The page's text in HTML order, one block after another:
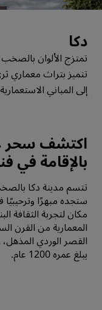
دكا
تمتزج الألوان
تتميز بتراث معماري
إلى المباني
اكتشف سحر
بالإقامة في
تتسم مدينة دكا
ستجده مبهرًا
مكان لتجربة الثقافة
يبلغ عمره 1200 عام.